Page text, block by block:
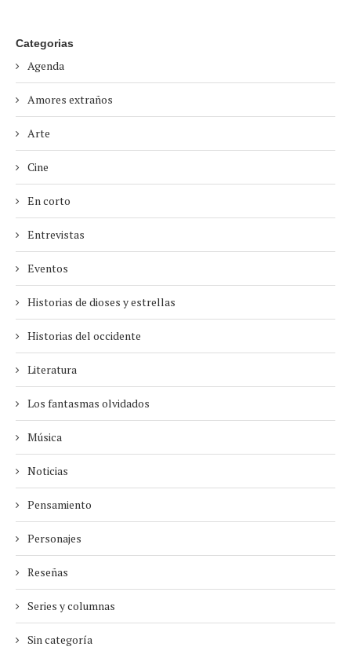
Categorias
Agenda
Amores extraños
Arte
Cine
En corto
Entrevistas
Eventos
Historias de dioses y estrellas
Historias del occidente
Literatura
Los fantasmas olvidados
Música
Noticias
Pensamiento
Personajes
Reseñas
Series y columnas
Sin categoría